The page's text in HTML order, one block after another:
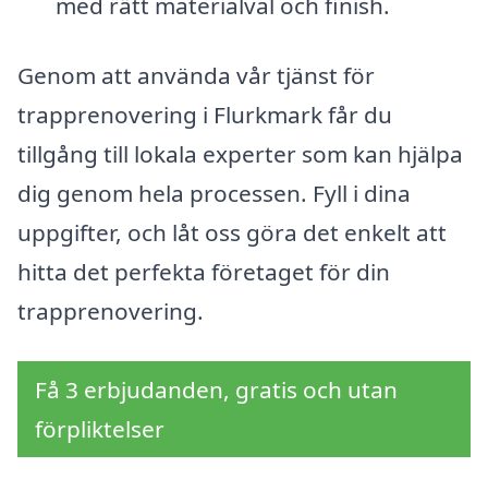
Genom att använda vår tjänst för
trapprenovering i Flurkmark får du
tillgång till lokala experter som kan hjälpa
dig genom hela processen. Fyll i dina
uppgifter, och låt oss göra det enkelt att
hitta det perfekta företaget för din
trapprenovering.
Få 3 erbjudanden, gratis och utan
förpliktelser